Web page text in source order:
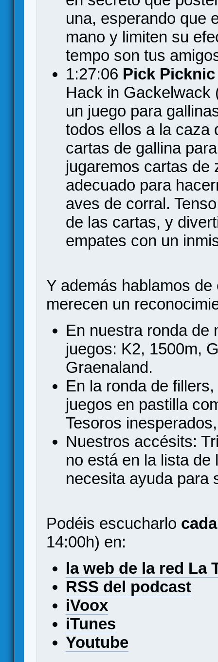
una, esperando que
mano y limiten su
tempo son tus
1:27:06 Pick Picknic
Hack in Gackelwack
un juego para
todos ellos a la caza
cartas de gallina
jugaremos cartas de
adecuado para
aves de corral.
de las cartas, y
empates con un
Y además hablamos
merecen un
En nuestra ronda de
juegos: K2, 1500m,
Graenaland.
En la ronda de
juegos en pastilla
Tesoros
Nuestros accésits:
no está en la lista
necesita ayuda para
Podéis escucharlo
14:00h) en:
la web de la red La
RSS del podcast
iVoox
iTunes
Youtube